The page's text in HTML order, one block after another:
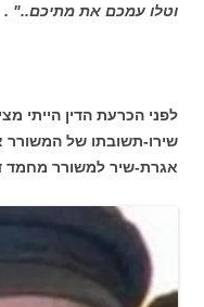
וטלו עמכם את מתיכם.." .
לפני הכרעת הדין הייתי
שירו-תשובתו של המשורר
אגרת-שיר למשורר מחמד